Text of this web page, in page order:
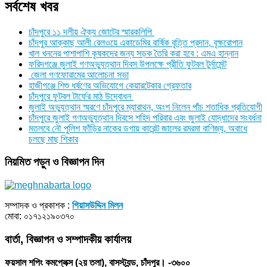
সর্বশেষ খবর
চাঁদপুরে ১১ দলীয় ঐক্য জোটের স্মারকলিপি
চাঁদপুর আক্কাছ আলী রেলওয়ে একাডেমির বার্ষিক বৃত্তি প্রদান, বৃক্ষরোপান
খাল খননের পাশাপাশি কৃষকদের জন্য সড়ক তৈরি করা হবে : এমএ হান্নান
ফরিদগঞ্জে জুলাই গণঅভ্যুত্থান দিবস উপলক্ষে প্রীতি ফুটবল টুর্নামেন্ট
জেলা গণফোরামের আলোচনা সভা
হাজীগঞ্জে শিশু ধর্ষণের অভিযোগে কেয়ারটেকার গ্রেফতার
চাঁদপুরে ফুটবল টার্ফের মাঠ উদ্বোধন
জুলাই অভ্যুত্থান স্মরণে চাঁদপুরে ম্যারাথন, অংশ নিলেন পাঁচ শতাধিক প্রতিযোগী
চাঁদপুরে জুলাই গণঅভ্যুত্থান দিবসে শহিদ পরিবার এবং জুলাই যোদ্ধাদের সংবর্ধনা
মতলবে নৌ পুলিশ ফাঁড়ির নাকের ডগায় কারেন্ট জালের রমরমা বাণিজ্য, অবাধে
চলছে মাছ শিকার
নিয়মিত পড়ুন ও বিজ্ঞাপন দিন
সম্পাদক ও প্রকাশক : গিয়াসউদ্দিন মিলন
মোবা: ০১৭১২১৯০৩৭০
বার্তা, বিজ্ঞাপন ও সম্পাদকীয় কার্যালয়
ফয়সাল শপিং কমপ্লেক্স (২য় তলা), বাসস্ট্যন্ড, চাঁদপুর। -৩৬০০